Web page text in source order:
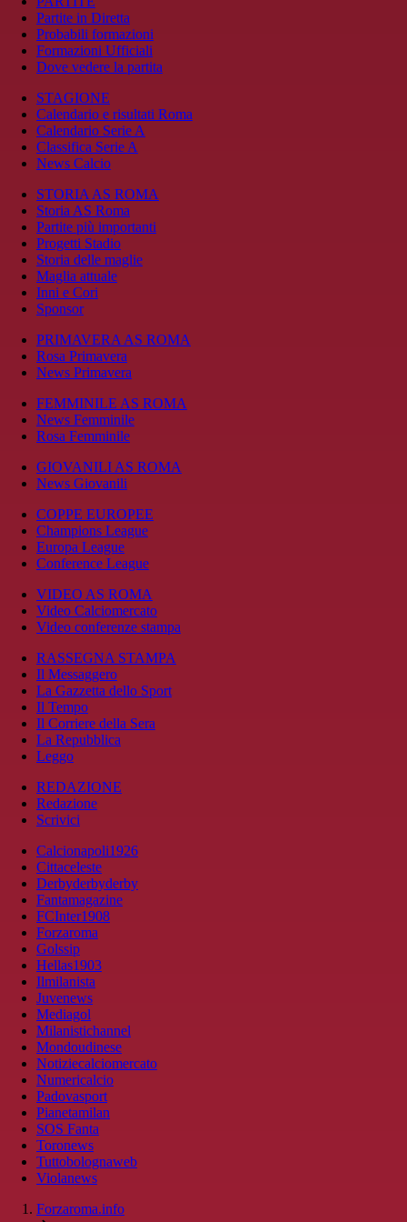
Partite in Diretta
Probabili formazioni
Formazioni Ufficiali
Dove vedere la partita
STAGIONE
Calendario e risultati Roma
Calendario Serie A
Classifica Serie A
News Calcio
STORIA AS ROMA
Storia AS Roma
Partite più importanti
Progetti Stadio
Storia delle maglie
Maglia attuale
Inni e Cori
Sponsor
PRIMAVERA AS ROMA
Rosa Primavera
News Primavera
FEMMINILE AS ROMA
News Femminile
Rosa Femminile
GIOVANILI AS ROMA
News Giovanili
COPPE EUROPEE
Champions League
Europa League
Conference League
VIDEO AS ROMA
Video Calciomercato
Video conferenze stampa
RASSEGNA STAMPA
Il Messaggero
La Gazzetta dello Sport
Il Tempo
Il Corriere della Sera
La Repubblica
Leggo
REDAZIONE
Redazione
Scrivici
Calcionapoli1926
Cittaceleste
Derbyderbyderby
Fantamagazine
FCInter1908
Forzaroma
Golssip
Hellas1903
Ilmilanista
Juvenews
Mediagol
Milanistichannel
Mondoudinese
Notiziecalciomercato
Numericalcio
Padovasport
Pianetamilan
SOS Fanta
Toronews
Tuttobolognaweb
Violanews
Forzaroma.info